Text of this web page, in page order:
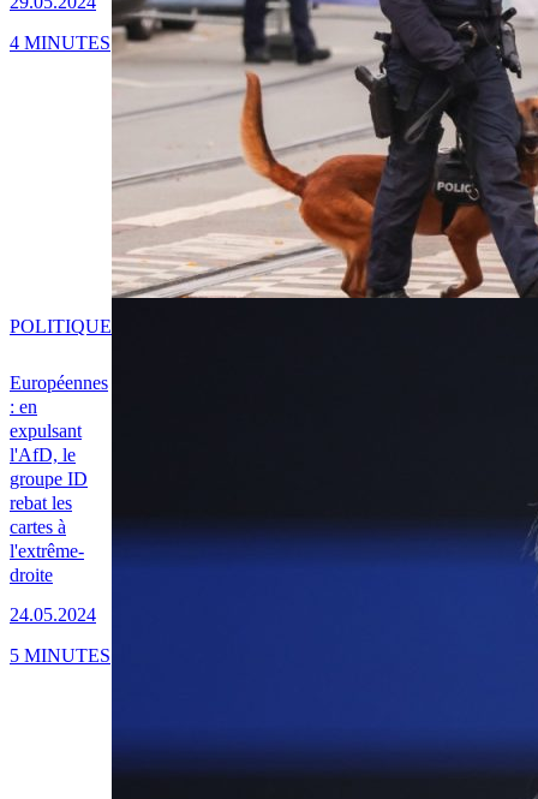
4 MINUTES
Européennes
: en
expulsant
l'AfD, le
groupe ID
rebat les
cartes à
l'extrême-
droite
24.05.2024
POLITIQUE
5 MINUTES